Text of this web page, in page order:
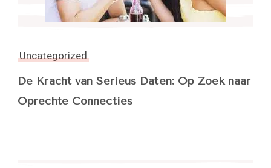
Uncategorized
De Kracht van Serieus Daten: Op Zoek naar
Oprechte Connecties